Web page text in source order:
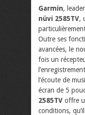
Garmin,
nüvi 2585TV,
Outre ses
avancées, le
fois un
l’écoute de
écran de 5
2585TV offre
conditions,